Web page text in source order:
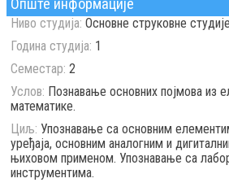
Опште информације
Ниво студија: Основне струковне студије
Година студија: 1
Семестар: 2
Услов: Познавање основних појмова из
математике.
Циљ: Упознавање са основним
уређаја, основним аналогним и
њиховом применом. Упознавање са
инструментима.